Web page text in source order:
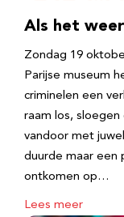
Als het
Zondag 19
Parijse museum
criminelen een
raam los,
vandoor met
duurde maar een
ontkomen op…
Lees meer